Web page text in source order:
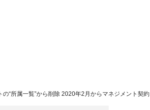
“所属一覧”から削除 2020年2月からマネジメント契約